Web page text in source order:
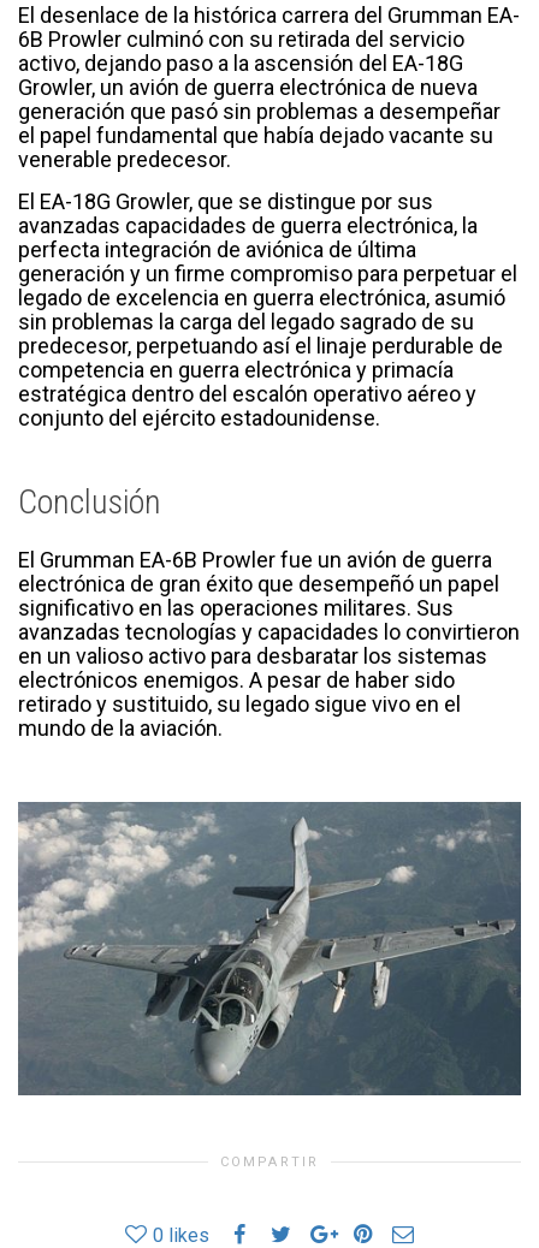
El desenlace de la histórica carrera del Grumman EA-
6B Prowler culminó con su retirada del servicio
activo, dejando paso a la ascensión del EA-18G
Growler, un avión de guerra electrónica de nueva
generación que pasó sin problemas a desempeñar
el papel fundamental que había dejado vacante su
venerable predecesor.
El EA-18G Growler, que se distingue por sus
avanzadas capacidades de guerra electrónica, la
perfecta integración de aviónica de última
generación y un firme compromiso para perpetuar el
legado de excelencia en guerra electrónica, asumió
sin problemas la carga del legado sagrado de su
predecesor, perpetuando así el linaje perdurable de
competencia en guerra electrónica y primacía
estratégica dentro del escalón operativo aéreo y
conjunto del ejército estadounidense.
Conclusión
El Grumman EA-6B Prowler fue un avión de guerra
electrónica de gran éxito que desempeñó un papel
significativo en las operaciones militares. Sus
avanzadas tecnologías y capacidades lo convirtieron
en un valioso activo para desbaratar los sistemas
electrónicos enemigos. A pesar de haber sido
retirado y sustituido, su legado sigue vivo en el
mundo de la aviación.
COMPARTIR
0 likes